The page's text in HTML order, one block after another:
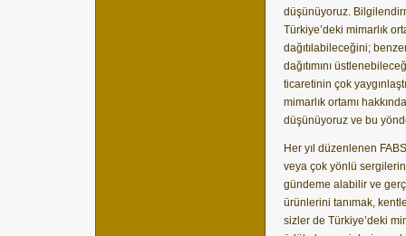
düşünüyoruz.
Türkiye’deki mimarlık
dağıtılabileceğini;
dağıtımını
ticaretinin çok
mimarlık ortamı
düşünüyoruz ve bu
Her yıl düzenlenen
veya çok yönlü
gündeme alabilir ve
ürünlerini tanımak,
sizler de Türkiye’deki